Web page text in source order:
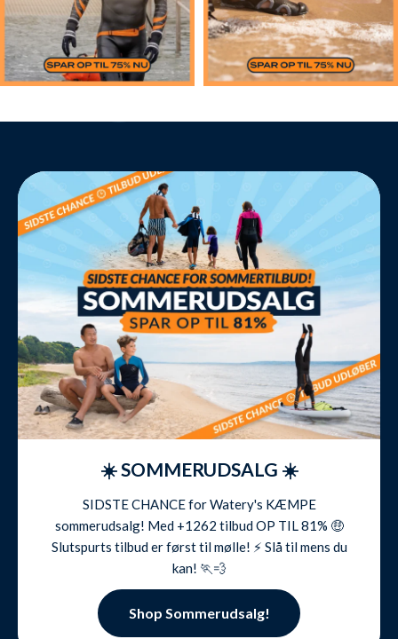
☀️ SOMMERUDSALG ☀️
SIDSTE CHANCE for Watery's KÆMPE
sommerudsalg! Med +1262 tilbud OP TIL 81% 🤑
Slutspurts tilbud er først til mølle! ⚡️ Slå til mens du
kan! 🏃💨
Shop Sommerudsalg!